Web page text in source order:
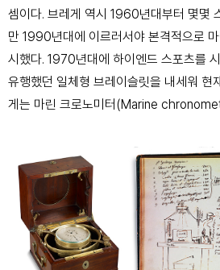
셈이다. 브레게 역시 1960년대부터 몇몇
만 1990년대에 이르러서야 본격적으로
시했다. 1970년대에 하이엔드 스포츠를
유행했던 일체형 브레이슬릿을 내세워 현
게는 마린 크로노미터(Marine